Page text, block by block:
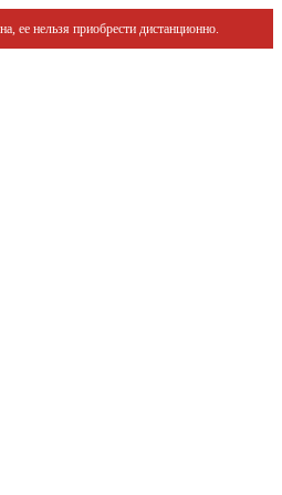
ее нельзя приобрести дистанционно.